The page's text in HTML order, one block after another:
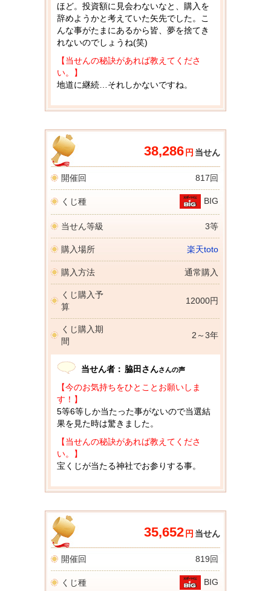
ほど。投資額に見会わないなと、購入を
辞めようかと考えていた矢先でした。こ
んな事がたまにあるから皆、夢を捨てき
れないのでしょうね(笑)
【当せんの秘訣があれば教えてくださ
い。】
地道に継続…それしかないですね。
38,286 円 当せん
開催回 817回
くじ種 BIG
当せん等級 3等
購入場所 楽天toto
購入方法 通常購入
くじ購入予
算
12000円
くじ購入期
間
2～3年
当せん者： 脇田さんさんの声
【今のお気持ちをひとことお願いしま
す！】
5等6等しか当たった事がないので当選結
果を見た時は驚きました。
【当せんの秘訣があれば教えてくださ
い。】
宝くじが当たる神社でお参りする事。
35,652 円 当せん
開催回 819回
くじ種 BIG